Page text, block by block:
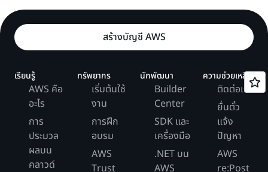
สร้างบัญชี AWS
เรียนรู้
AWS คือ
อะไร
การ
ประมวล
ผลบน
คลาวด์
ทรัพยากร
เริ่มต้นใช้
งาน
การฝึก
อบรม
AWS
Trust
นักพัฒนา
Builder
Center
SDK และ
เครื่องมือ
.NET บน
AWS
ความช่วยเหลือ
ติดต่อเรา
ยื่นตั๋ว
แจ้ง
ปัญหา
AWS
re:Post